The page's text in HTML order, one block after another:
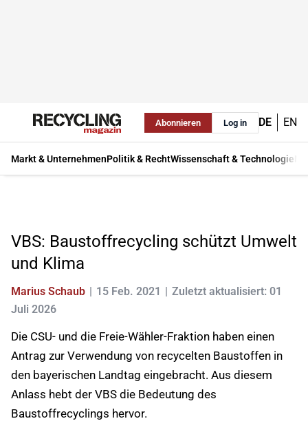
Abonnieren Log in DE EN
Markt & UnternehmenPolitik & RechtWissenschaft & Technologie
VBS: Baustoffrecycling schützt Umwelt
und Klima
Marius Schaub 15 Feb. 2021
Zuletzt aktualisiert: 01
Juli 2026
Die CSU- und die Freie-Wähler-Fraktion haben einen
Antrag zur Verwendung von recycelten Baustoffen in
den bayerischen Landtag eingebracht. Aus diesem
Anlass hebt der VBS die Bedeutung des
Baustoffrecyclings hervor.